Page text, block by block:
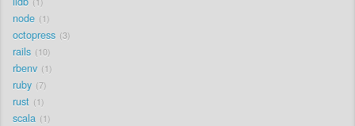
node 1
octopress 3
rails 10
rbenv 1
ruby 7
rust 1
scala 1